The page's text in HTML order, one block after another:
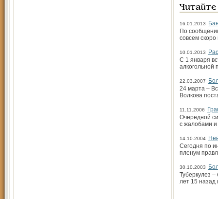
16.01.2013
По
совсем
10.01.2013
С 1 января
алкогольной
22.03.2007
24 марта –
Волкова
11.11.2006
Очередной
с жалобами
14.10.2004
Сегодня по
пленум
30.10.2003
Туберкулез
лет 15 назад